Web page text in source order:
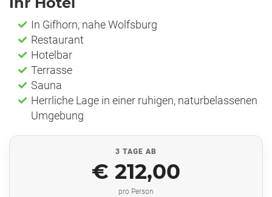
In Gifhorn, nahe Wolfsburg
Restaurant
Hotelbar
Terrasse
Sauna
Herrliche Lage in einer ruhigen, naturbelassenen
Umgebung
3 TAGE AB
€ 212,00
pro Person